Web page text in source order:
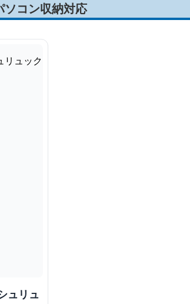
ソコン収納対応
ュリュ